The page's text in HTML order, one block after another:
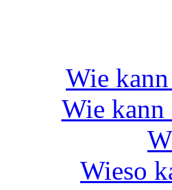
Wie
Wie kann
Wieso